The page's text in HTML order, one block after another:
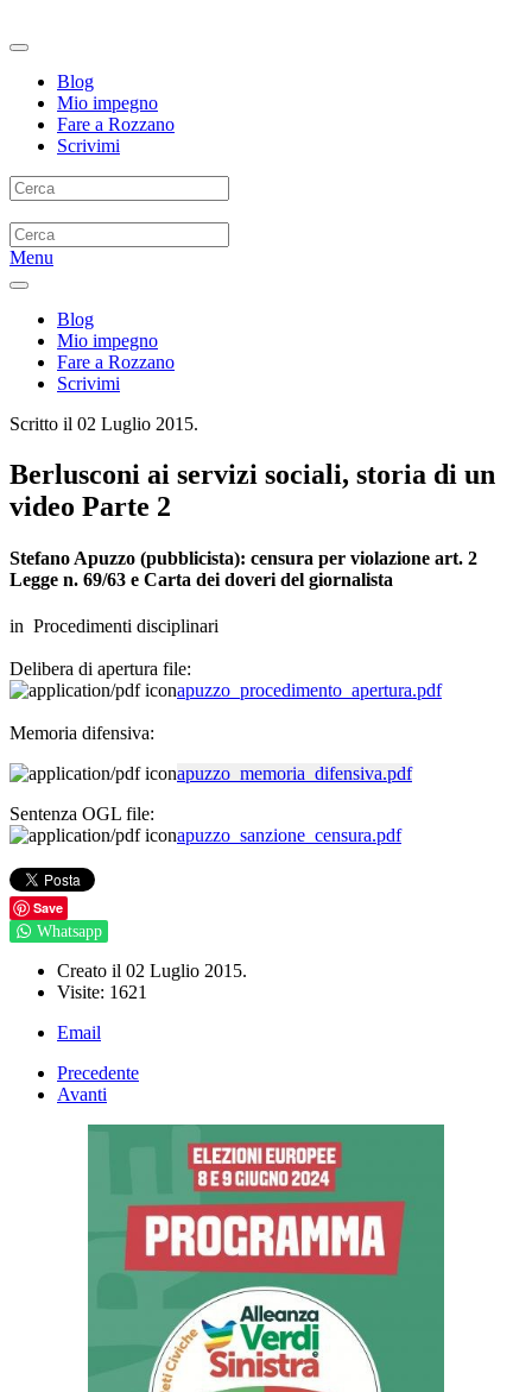
Blog
Mio impegno
Fare a Rozzano
Scrivimi
Menu
Blog
Mio impegno
Fare a Rozzano
Scrivimi
Scritto il 02 Luglio 2015.
Berlusconi ai servizi sociali, storia di un
video Parte 2
Stefano Apuzzo (pubblicista): censura per violazione art. 2
Legge n. 69/63 e Carta dei doveri del giornalista
in Procedimenti disciplinari
Delibera di apertura file:
apuzzo_procedimento_apertura.pdf
Memoria difensiva:
apuzzo_memoria_difensiva.pdf
Sentenza OGL file:
apuzzo_sanzione_censura.pdf
Save
Whatsapp
Creato il 02 Luglio 2015.
Visite: 1621
Email
Precedente
Avanti